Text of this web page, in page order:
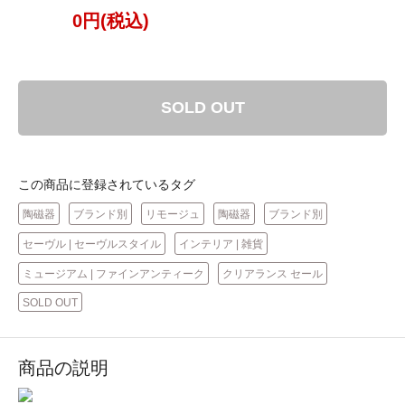
0円(税込)
SOLD OUT
この商品に登録されているタグ
陶磁器 ブランド別 リモージュ 陶磁器 ブランド別
セーヴル | セーヴルスタイル インテリア | 雑貨
ミュージアム | ファインアンティーク クリアランス セール
SOLD OUT
商品の説明